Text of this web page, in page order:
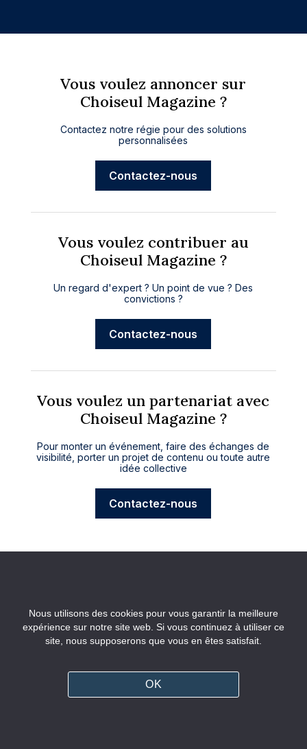
Vous voulez annoncer sur
Choiseul Magazine ?
Contactez notre régie pour des solutions
personnalisées
Contactez-nous
Vous voulez contribuer au
Choiseul Magazine ?
Un regard d'expert ? Un point de vue ? Des
convictions ?
Contactez-nous
Vous voulez un partenariat avec
Choiseul Magazine ?
Pour monter un événement, faire des échanges de
visibilité, porter un projet de contenu ou toute autre
idée collective
Contactez-nous
X Twitter
Linkedin
Nous utilisons des cookies pour vous garantir la meilleure
expérience sur notre site web. Si vous continuez à utiliser ce
site, nous supposerons que vous en êtes satisfait.
OK